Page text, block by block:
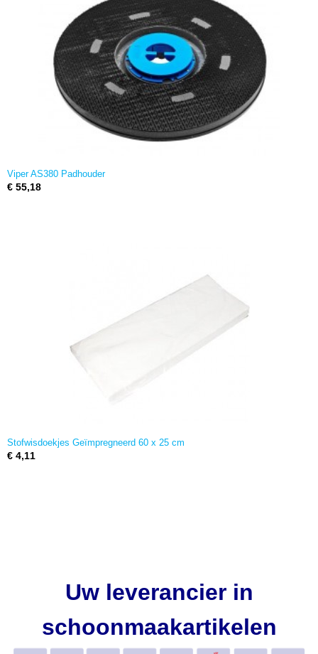
Viper AS380 Padhouder
€ 55,18
Stofwisdoekjes Geïmpregneerd 60 x 25 cm
€ 4,11
Uw leverancier in
schoonmaakartikelen